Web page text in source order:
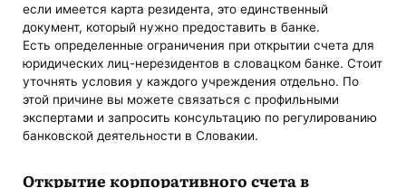
если имеется карта резидента, это единственный
документ, который нужно предоставить в банке.
Есть определенные ограничения при открытии счета для
юридических лиц-нерезидентов в словацком банке. Стоит
уточнять условия у каждого учреждения отдельно. По
этой причине вы можете связаться с профильными
экспертами и запросить консультацию по регулированию
банковской деятельности в Словакии.
Открытие корпоративного счета в